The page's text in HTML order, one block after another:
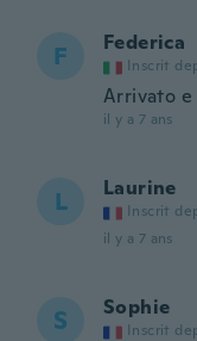
F Federica
Inscrit
Arrivato
il y a 7 ans
L Laurine
Inscrit
il y a 7 ans
S Sophie
Inscrit